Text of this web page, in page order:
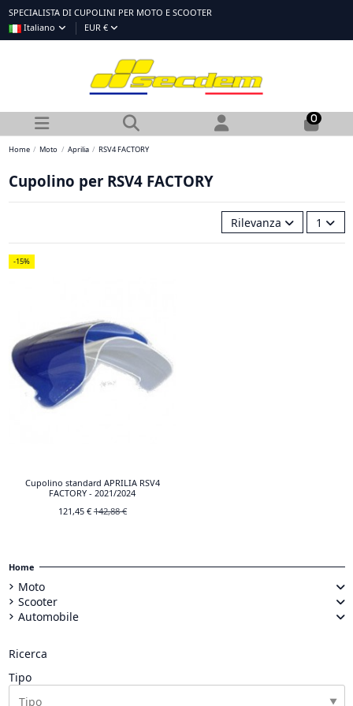
SPECIALISTA DI CUPOLINI PER MOTO E SCOOTER
Italiano
EUR €
0
Home Moto Aprilia RSV4 FACTORY
Cupolino per RSV4 FACTORY
Rilevanza 1
-15%
Cupolino standard APRILIA RSV4
FACTORY - 2021/2024
121,45 €142,88 €
Home
Moto
Scooter
Automobile
Ricerca
Tipo
▼